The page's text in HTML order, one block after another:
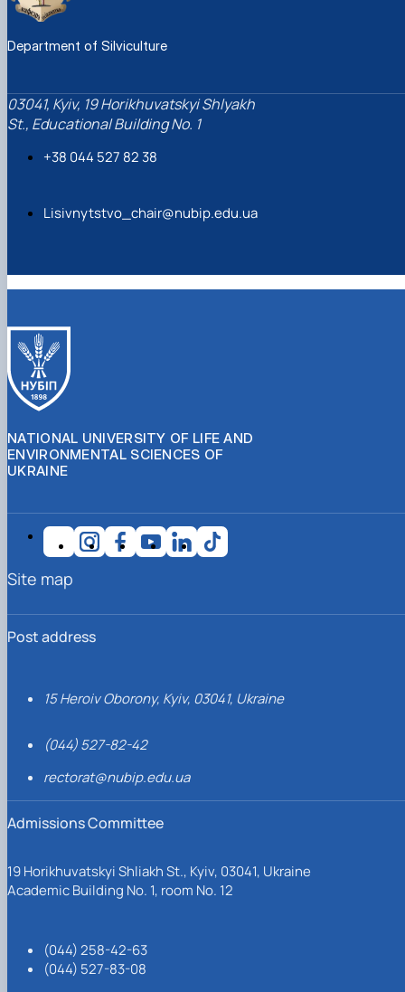
Department of Silviculture
03041, Kyiv, 19 Horikhuvatskyi Shlyakh
St., Educational Building No. 1
+38 044 527 82 38
Lisivnytstvo_chair@nubip.edu.ua
NATIONAL UNIVERSITY OF LIFE AND
ENVIRONMENTAL SCIENCES OF
UKRAINE
Post address
15 Heroiv Oborony, Kyiv, 03041, Ukraine
(044) 527-82-42
rectorat@nubip.edu.ua
Admissions Committee
19 Horikhuvatskyi Shliakh St., Kyiv, 03041, Ukraine
Academic Building No. 1, room No. 12
(044) 258-42-63
(044) 527-83-08
Site map